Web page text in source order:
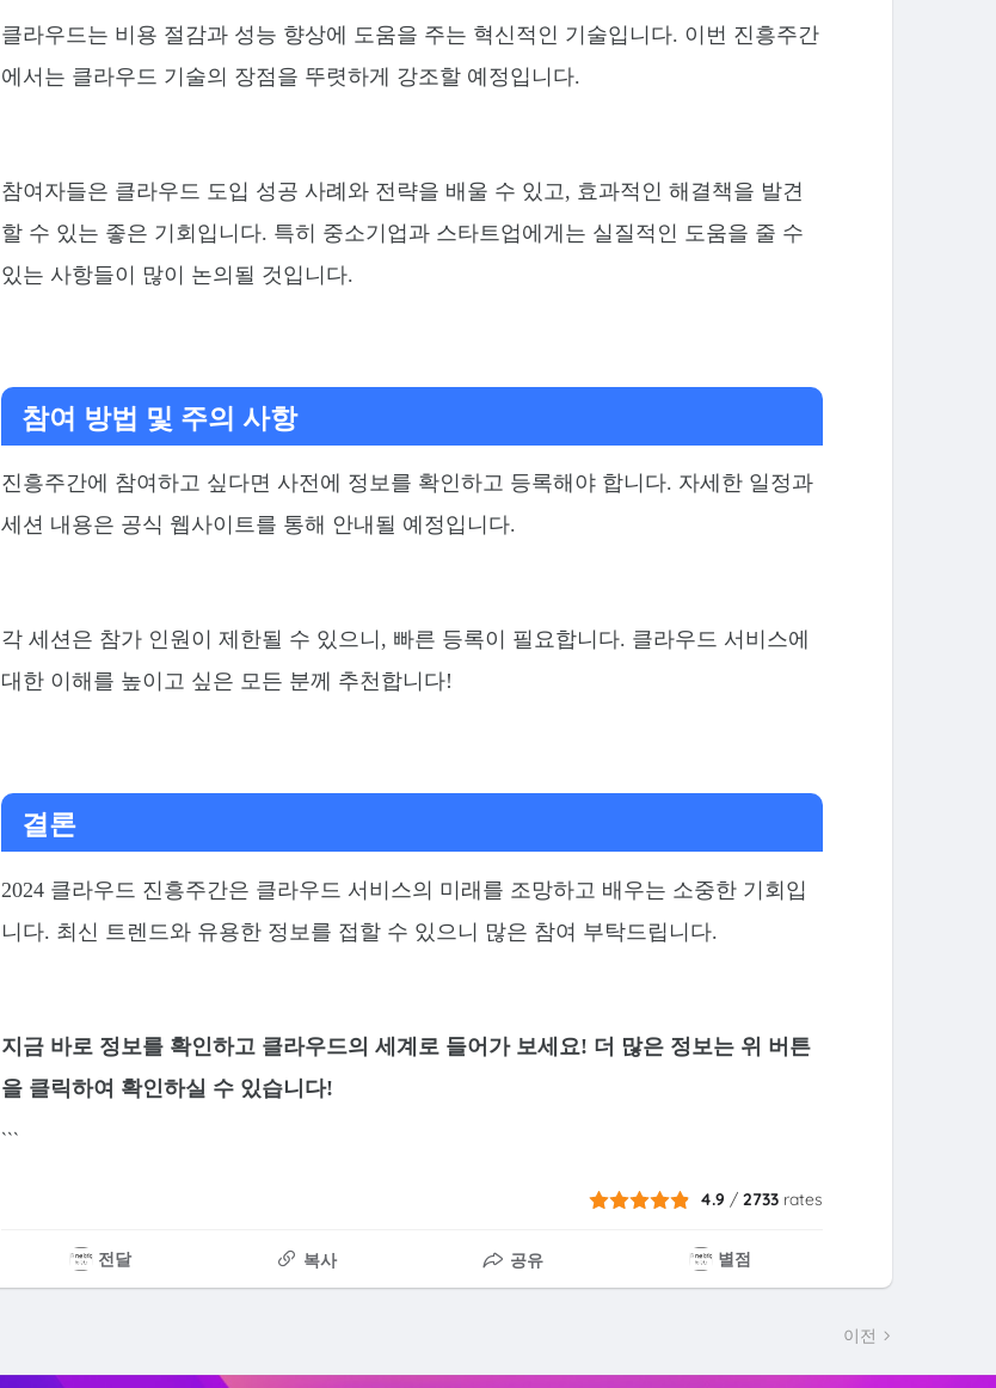
클라우드는 비용 절감과 성능 향상에 도움을 주는 혁신적인 기술입니다. 이번 진흥주간
에서는 클라우드 기술의 장점을 뚜렷하게 강조할 예정입니다.
참여자들은 클라우드 도입 성공 사례와 전략을 배울 수 있고, 효과적인 해결책을 발견
할 수 있는 좋은 기회입니다. 특히 중소기업과 스타트업에게는 실질적인 도움을 줄 수
있는 사항들이 많이 논의될 것입니다.
참여 방법 및 주의 사항
진흥주간에 참여하고 싶다면 사전에 정보를 확인하고 등록해야 합니다. 자세한 일정과
세션 내용은 공식 웹사이트를 통해 안내될 예정입니다.
각 세션은 참가 인원이 제한될 수 있으니, 빠른 등록이 필요합니다. 클라우드 서비스에
대한 이해를 높이고 싶은 모든 분께 추천합니다!
결론
2024 클라우드 진흥주간은 클라우드 서비스의 미래를 조망하고 배우는 소중한 기회입
니다. 최신 트렌드와 유용한 정보를 접할 수 있으니 많은 참여 부탁드립니다.
지금 바로 정보를 확인하고 클라우드의 세계로 들어가 보세요! 더 많은 정보는 위 버튼
을 클릭하여 확인하실 수 있습니다!
```
4.9 /2733 rates
전달 복사 공유 별점
이전